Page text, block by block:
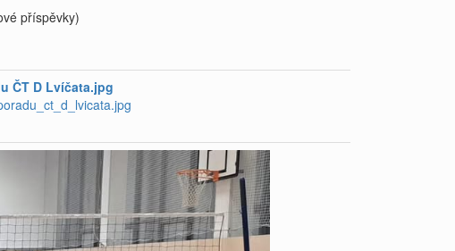
příspěvky)
ČT D Lvíčata.jpg